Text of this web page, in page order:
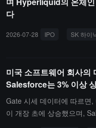
다
2026-07-28 IPO SK 하이
미국 소프트웨어 회사의
Salesforce는 3% 이상
Gate 시세 데이터에 따르면
이 개장 초에 상승했으며,